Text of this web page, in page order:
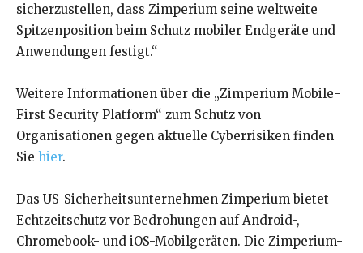
sicherzustellen, dass Zimperium seine weltweite
Spitzenposition beim Schutz mobiler Endgeräte und
Anwendungen festigt.“
Weitere Informationen über die „Zimperium Mobile-
First Security Platform“ zum Schutz von
Organisationen gegen aktuelle Cyberrisiken finden
Sie hier.
Das US-Sicherheitsunternehmen Zimperium bietet
Echtzeitschutz vor Bedrohungen auf Android-,
Chromebook- und iOS-Mobilgeräten. Die Zimperium-